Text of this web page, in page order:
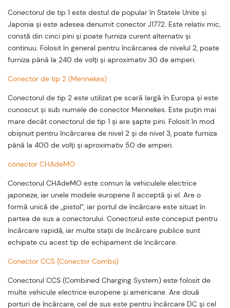
Conectorul de tip 1 este destul de popular în Statele Unite și
Japonia și este adesea denumit conector J1772. Este relativ mic,
constă din cinci pini și poate furniza curent alternativ și
continuu. Folosit în general pentru încărcarea de nivelul 2, poate
furniza până la 240 de volți și aproximativ 30 de amperi.
Conector de tip 2 (Mennekes)
Conectorul de tip 2 este utilizat pe scară largă în Europa și este
cunoscut și sub numele de conector Mennekes. Este puțin mai
mare decât conectorul de tip 1 și are șapte pini. Folosit în mod
obișnuit pentru încărcarea de nivel 2 și de nivel 3, poate furniza
până la 400 de volți și aproximativ 50 de amperi.
conector CHAdeMO
Conectorul CHAdeMO este comun la vehiculele electrice
japoneze, iar unele modele europene îl acceptă și el. Are o
formă unică de „pistol”, iar portul de încărcare este situat în
partea de sus a conectorului. Conectorul este conceput pentru
încărcare rapidă, iar multe stații de încărcare publice sunt
echipate cu acest tip de echipament de încărcare.
Conector CCS (Conector Combo)
Conectorul CCS (Combined Charging System) este folosit de
multe vehicule electrice europene și americane. Are două
porturi de încărcare, cel de sus este pentru încărcare DC și cel